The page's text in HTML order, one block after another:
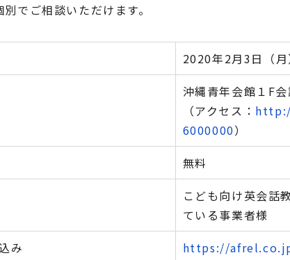
でご相談いただけます。
2020年2月3日（
沖縄青年会館１F
（アクセス：
6000000）
無料
こども向け英会話
ている事業者様
み
https://